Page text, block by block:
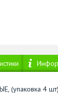
(упаковка 4